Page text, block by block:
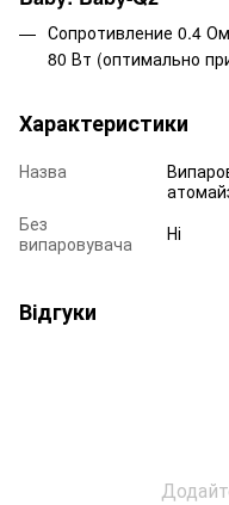
Сопротивление 0.4
80 Вт (оптимально
Характеристики
Назва
Без
випаровувача
Ні
Відгуки